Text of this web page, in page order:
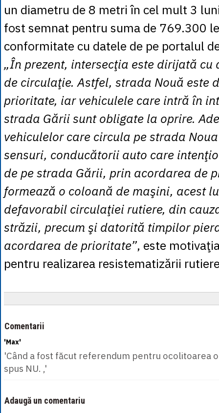
un diametru de 8 metri în cel mult 3
fost semnat pentru suma de 769.300
conformitate cu datele de pe portalul
„În prezent, intersecţia este dirijată cu
de circulaţie. Astfel, strada Nouă este
prioritate, iar vehiculele care intră în
strada Gării sunt obligate la oprire.
vehiculelor care circula pe strada
sensuri, conducătorii auto care
de pe strada Gării, prin acordarea de
formează o coloană de maşini, acest
defavorabil circulaţiei rutiere, din
străzii, precum şi datorită timpilor
acordarea de prioritate”, este
pentru realizarea resistematizării
Comentarii
'Max'
'Când a fost făcut referendum pentru ocolitoarea
spus NU. ,'
Adaugă un comentariu